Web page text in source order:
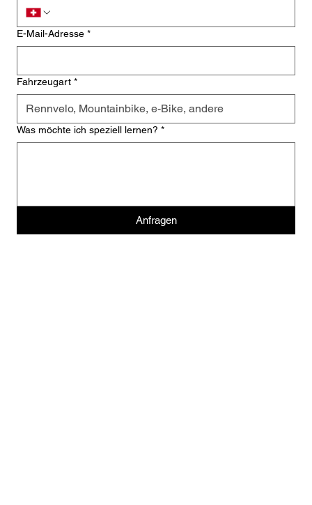
E-Mail-Adresse *
Fahrzeugart *
Was möchte ich speziell lernen? *
Anfragen